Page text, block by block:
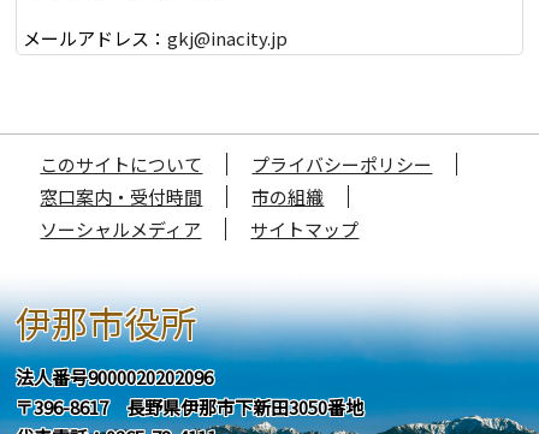
メールアドレス：gkj@inacity.jp
このサイトについて
プライバシーポリシー
窓口案内・受付時間
市の組織
ソーシャルメディア
サイトマップ
伊那市役所
法人番号9000020202096
〒396-8617 長野県伊那市下新田3050番地